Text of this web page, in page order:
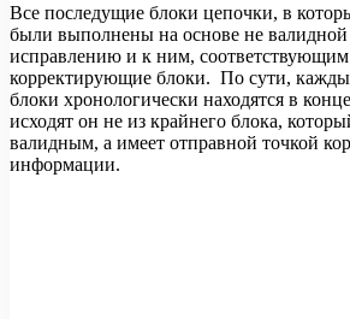
Все последущие блоки цепочки, в
были выполнены на основе не
исправлению и к ним, соответствующим
корректирующие блоки. По сути,
блоки хронологически находятся в
исходят он не из крайнего блока,
валидным, а имеет отправной точкой
информации.